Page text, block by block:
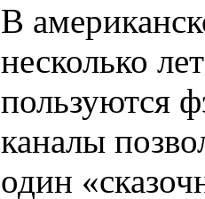
В
несколько
пользуются
каналы
один